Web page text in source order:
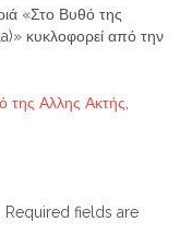
«Στο Βυθό της
κυκλοφορεί από την
της Αλλης Ακτής
Required fields are